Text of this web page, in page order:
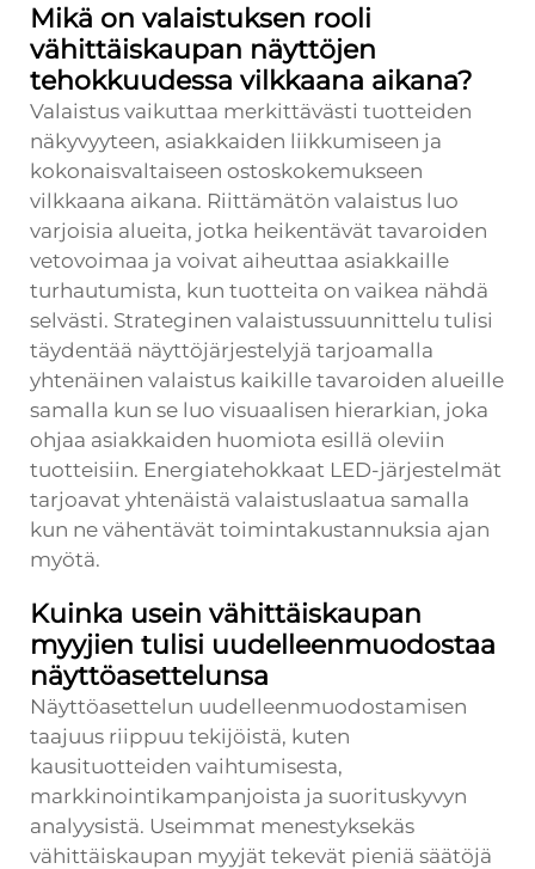
Mikä on valaistuksen rooli
vähittäiskaupan näyttöjen
tehokkuudessa vilkkaana aikana?
Valaistus vaikuttaa merkittävästi tuotteiden
näkyvyyteen, asiakkaiden liikkumiseen ja
kokonaisvaltaiseen ostoskokemukseen
vilkkaana aikana. Riittämätön valaistus luo
varjoisia alueita, jotka heikentävät tavaroiden
vetovoimaa ja voivat aiheuttaa asiakkaille
turhautumista, kun tuotteita on vaikea nähdä
selvästi. Strateginen valaistussuunnittelu tulisi
täydentää näyttöjärjestelyjä tarjoamalla
yhtenäinen valaistus kaikille tavaroiden alueille
samalla kun se luo visuaalisen hierarkian, joka
ohjaa asiakkaiden huomiota esillä oleviin
tuotteisiin. Energiatehokkaat LED-järjestelmät
tarjoavat yhtenäistä valaistuslaatua samalla
kun ne vähentävät toimintakustannuksia ajan
myötä.
Kuinka usein vähittäiskaupan
myyjien tulisi uudelleenmuodostaa
näyttöasettelunsa
Näyttöasettelun uudelleenmuodostamisen
taajuus riippuu tekijöistä, kuten
kausituotteiden vaihtumisesta,
markkinointikampanjoista ja suorituskyvyn
analyysistä. Useimmat menestyksekäs
vähittäiskaupan myyjät tekevät pieniä säätöjä